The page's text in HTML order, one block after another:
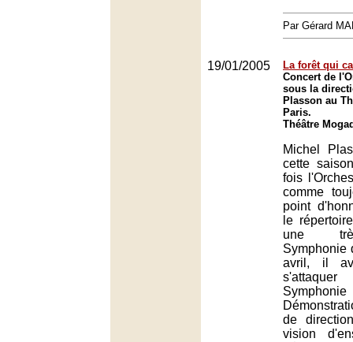
Par Gérard
19/01/2005
La forêt qui
Concert de
sous la
Plasson au
Paris.
Théâtre
Michel
cette
fois
comme
point
le
une
Symphonie
avril, il
de
vision